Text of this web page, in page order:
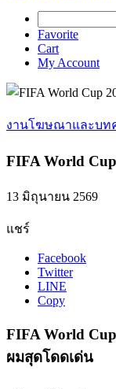
Favorite
Cart
My Account
งานโฆษณาและบท
FIFA World
13 มิถุนายน 2569
แชร์
Facebook
Twitter
LINE
Copy
FIFA World
ผมสุดโดดเด่น